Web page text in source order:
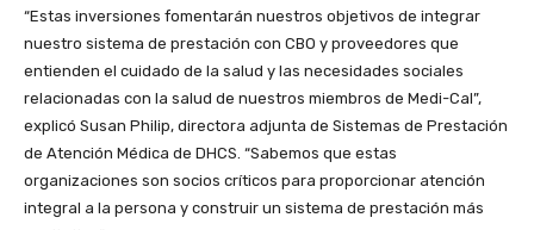
“Estas inversiones fomentarán nuestros objetivos de integrar
nuestro sistema de prestación con CBO y proveedores que
entienden el cuidado de la salud y las necesidades sociales
relacionadas con la salud de nuestros miembros de Medi-Cal”,
explicó Susan Philip, directora adjunta de Sistemas de Prestación
de Atención Médica de DHCS. “Sabemos que estas
organizaciones son socios críticos para proporcionar atención
integral a la persona y construir un sistema de prestación más